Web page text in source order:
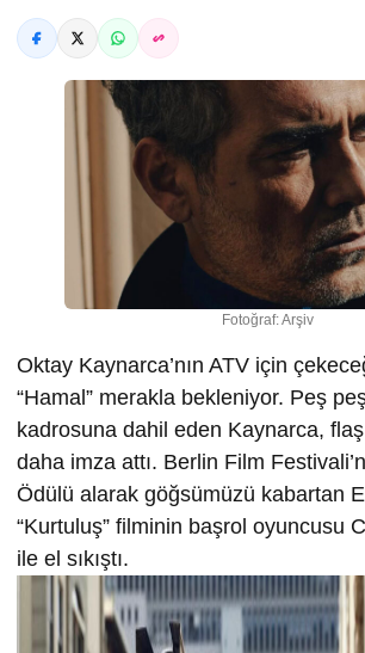
Fotoğraf: Arşiv
Oktay Kaynarca’nın ATV için
“Hamal” merakla bekleniyor. Peş
kadrosuna dahil eden Kaynarca,
daha imza attı. Berlin Film
Ödülü alarak göğsümüzü kabartan
“Kurtuluş” filminin başrol oyuncusu
ile el sıkıştı.